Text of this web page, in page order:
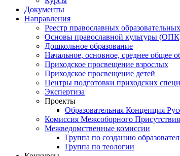
Документы
Направления
Реестр православных
Основы православной культуры
Дошкольное образование
Начальное, основное, среднее общее
Приходское просвещение взрослых
Приходское просвещение детей
Центры подготовки приходских
Экспертиза
Проекты
Образовательная Концепция
Комиссия Межсоборного
Межведомственные комиссии
Группа по созданию
Группа по теологии